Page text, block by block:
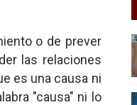
o de prever
las relaciones
es una causa ni
"causa" ni lo